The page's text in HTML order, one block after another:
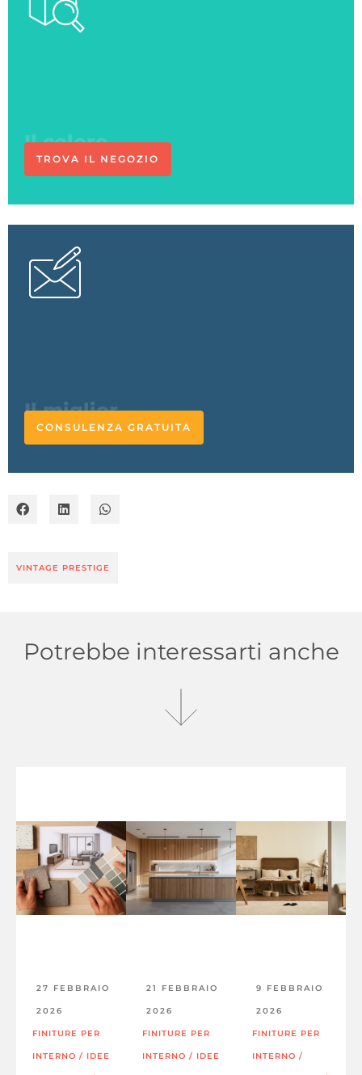
TROVA IL NEGOZIO
CONSULENZA GRATUITA
VINTAGE PRESTIGE
Potrebbe interessarti anche
27 FEBBRAIO
2026
FINITURE PER
INTERNO / IDEE
21 FEBBRAIO
2026
FINITURE PER
INTERNO / IDEE
9 FEBBRAIO
2026
FINITURE PER
INTERNO /